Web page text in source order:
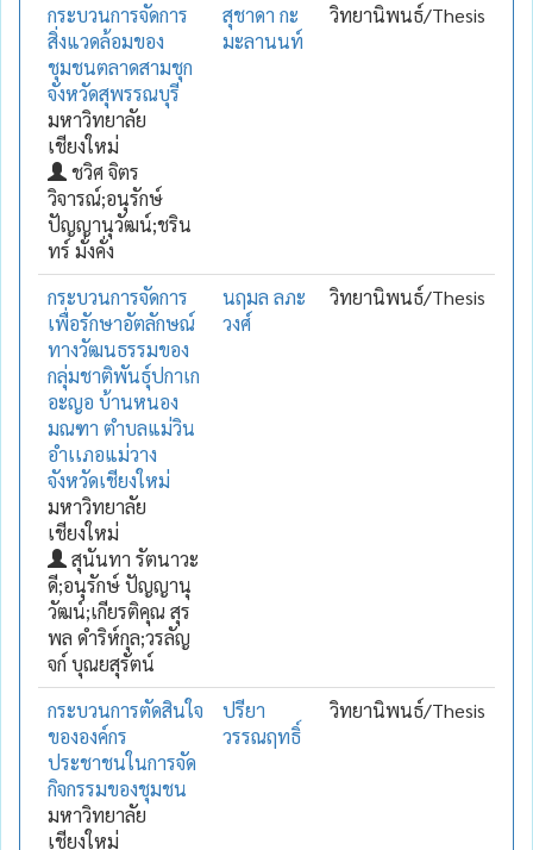
กระบวนการจัดการ
สิ่งแวดล้อมของ
ชุมชนตลาดสามชุก
จังหวัดสุพรรณบุรี
มหาวิทยาลัย
เชียงใหม่
ชวิศ จิตร
วิจารณ์;อนุรักษ์
ปัญญานุวัฒน์;ชริน
ทร์ มั่งคั่ง
สุชาดา กะ
มะลานนท์
วิทยานิพนธ์/Thesis
กระบวนการจัดการ
เพื่อรักษาอัตลักษณ์
ทางวัฒนธรรมของ
กลุ่มชาติพันธุ์ปกาเก
อะญอ บ้านหนอง
มณฑา ตำบลแม่วิน
อำเเภอแม่วาง
จังหวัดเชียงใหม่
มหาวิทยาลัย
เชียงใหม่
สุนันทา รัตนาวะ
ดี;อนุรักษ์ ปัญญานุ
วัฒน์;เกียรติคุณ สุร
พล ดำริห์กุล;วรลัญ
จก์ บุณยสุรัตน์
นฤมล ลภะ
วงศ์
วิทยานิพนธ์/Thesis
กระบวนการตัดสินใจ
ขององค์กร
ประชาชนในการจัด
กิจกรรมของชุมชน
มหาวิทยาลัย
เชียงใหม่
ปรียา
วรรณฤทธิ์
วิทยานิพนธ์/Thesis